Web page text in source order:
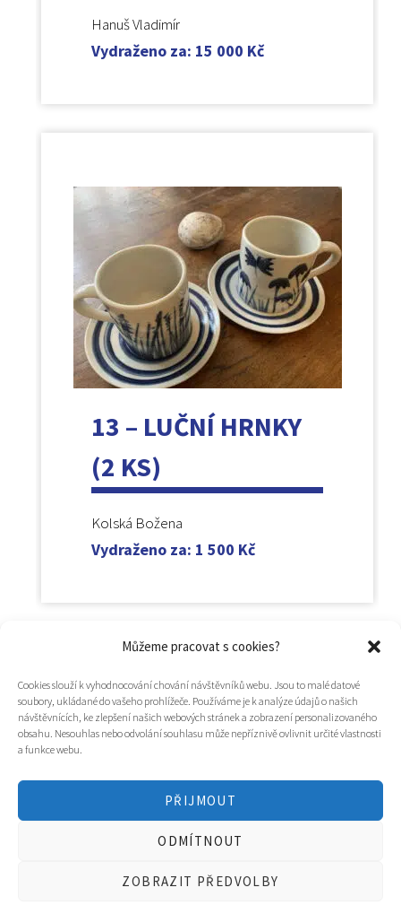
Můžeme pracovat s cookies?
Cookies slouží k vyhodnocování chování návštěvníků webu. Jsou to malé datové
soubory, ukládané do vašeho prohlížeče. Používáme je k analýze údajů o našich
návštěvnících, ke zlepšení našich webových stránek a zobrazení personalizovaného
obsahu. Nesouhlas nebo odvolání souhlasu může nepříznivě ovlivnit určité vlastnosti
a funkce webu.
PŘIJMOUT
ODMÍTNOUT
ZOBRAZIT PŘEDVOLBY
Hanuš Vladimír
Vydraženo za: 15 000 Kč
13 – LUČNÍ HRNKY
(2 KS)
Kolská Božena
Vydraženo za: 1 500 Kč
Tvorba webu a design WOOP.design/